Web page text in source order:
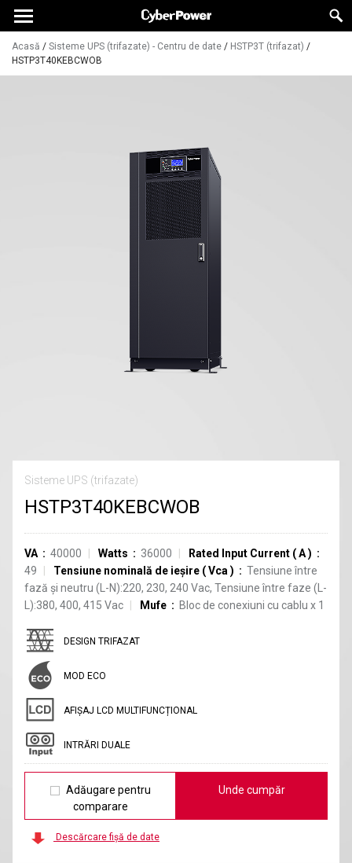
Acasă / Sisteme UPS (trifazate) - Centru de date / HSTP3T (trifazat) /
HSTP3T40KEBCWOB
Sisteme UPS (trifazate)
HSTP3T40KEBCWOB
VA 40000 Watts 36000 Rated Input Current (A)
49
Tensiune nominală de ieșire (Vca )
Tensiune între
fază și neutru (L-N):220, 230, 240 Vac, Tensiune între faze (L-
L):380, 400, 415 Vac
Mufe Bloc de conexiuni cu cablu x 1
DESIGN TRIFAZAT
MOD ECO
AFIȘAJ LCD MULTIFUNCȚIONAL
INTRĂRI DUALE
Adăugare pentru
comparare
Unde cumpăr
Descărcare fișă de date